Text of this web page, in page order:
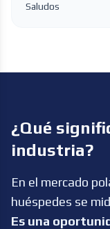
Saludos
¿Qué
industria?
En el mercado
huéspedes se
Es una